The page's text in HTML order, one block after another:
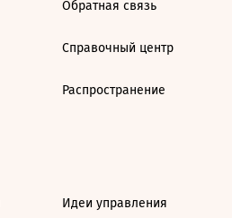
Обратная связь
Справочный центр
Распространение
Идеи управления